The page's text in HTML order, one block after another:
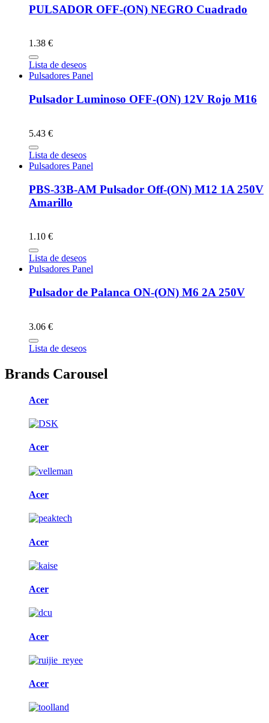
PULSADOR OFF-(ON) NEGRO Cuadrado
1.38 €
Lista de deseos
Pulsadores Panel
Pulsador Luminoso OFF-(ON) 12V Rojo M16
5.43 €
Lista de deseos
Pulsadores Panel
PBS-33B-AM Pulsador Off-(ON) M12 1A 250V
Amarillo
1.10 €
Lista de deseos
Pulsadores Panel
Pulsador de Palanca ON-(ON) M6 2A 250V
3.06 €
Lista de deseos
Brands Carousel
Acer
Acer
Acer
Acer
Acer
Acer
Acer